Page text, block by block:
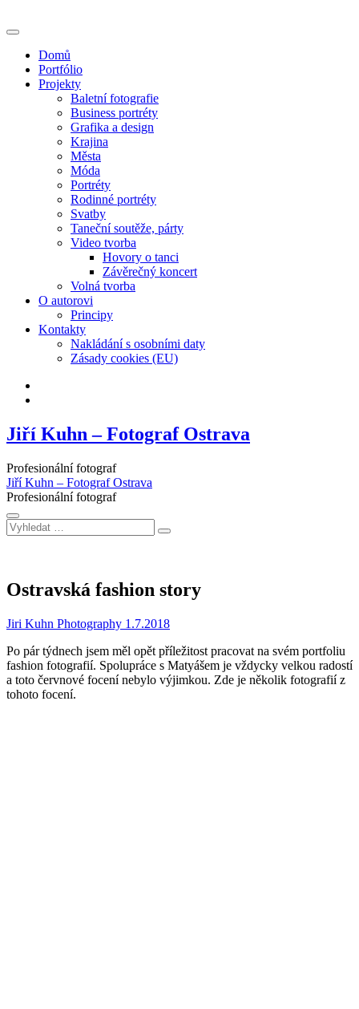
to
Domů
Portfólio
Projekty
Baletní fotografie
Business portréty
Grafika a design
Krajina
Města
Móda
Portréty
Rodinné portréty
Svatby
Taneční soutěže, párty
Video tvorba
Hovory o tanci
Závěrečný koncert
Volná tvorba
O autorovi
Principy
Kontakty
Nakládání s osobními daty
Zásady cookies (EU)
Jiří Kuhn – Fotograf Ostrava
Profesionální fotograf
Jiří Kuhn – Fotograf Ostrava
Profesionální fotograf
Vyhledat
…
Ostravská fashion story
Jiri Kuhn Photography 1.7.2018
Po pár týdnech jsem měl opět příležitost pracovat na svém portfoliu
fashion fotografií. Spolupráce s Matyášem je vždycky velkou radostí
a toto červnové focení nebylo výjimkou. Zde je několik fotografií z
tohoto focení.